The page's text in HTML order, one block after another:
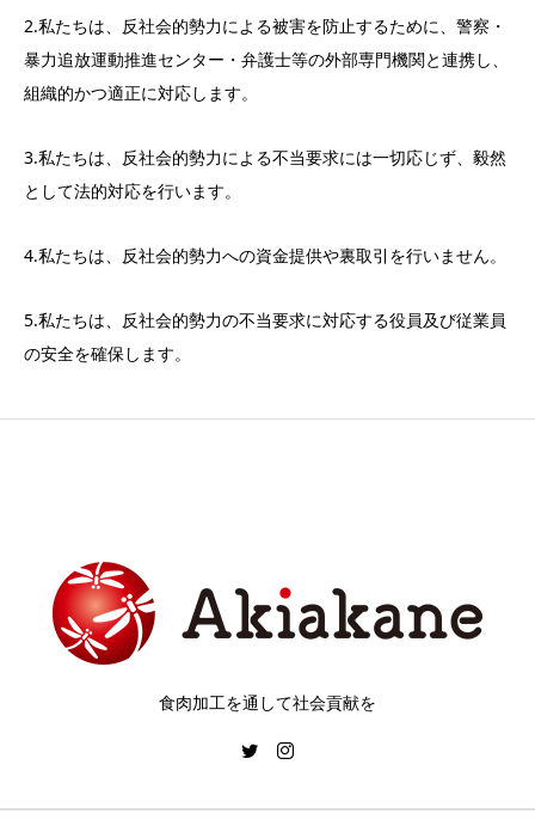
2.私たちは、反社会的勢力による被害を防止するために、警察・
暴力追放運動推進センター・弁護士等の外部専門機関と連携し、
組織的かつ適正に対応します。
3.私たちは、反社会的勢力による不当要求には一切応じず、毅然
として法的対応を行います。
4.私たちは、反社会的勢力への資金提供や裏取引を行いません。
5.私たちは、反社会的勢力の不当要求に対応する役員及び従業員
の安全を確保します。
食肉加工を通して社会貢献を